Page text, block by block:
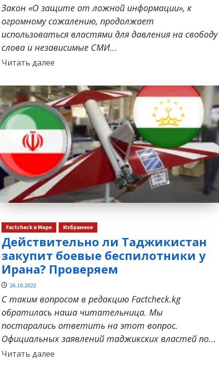
Закон «О защите от ложной информации», к
огромному сожалению, продолжает
использоваться властями для давления на свободу
слова и независимые СМИ...
Читать далееПрочитать
о
Factcheck в Мире Избранное
Действительно ли Таджикистан
закупит боевые беспилотники у
Ирана? Проверяем
26.10.2022
С таким вопросом в редакцию Factcheck.kg
обратилась наша читательница. Мы
постарались ответить на этот вопрос.
Официальных заявлений таджикских властей по...
Читать далееПрочитать